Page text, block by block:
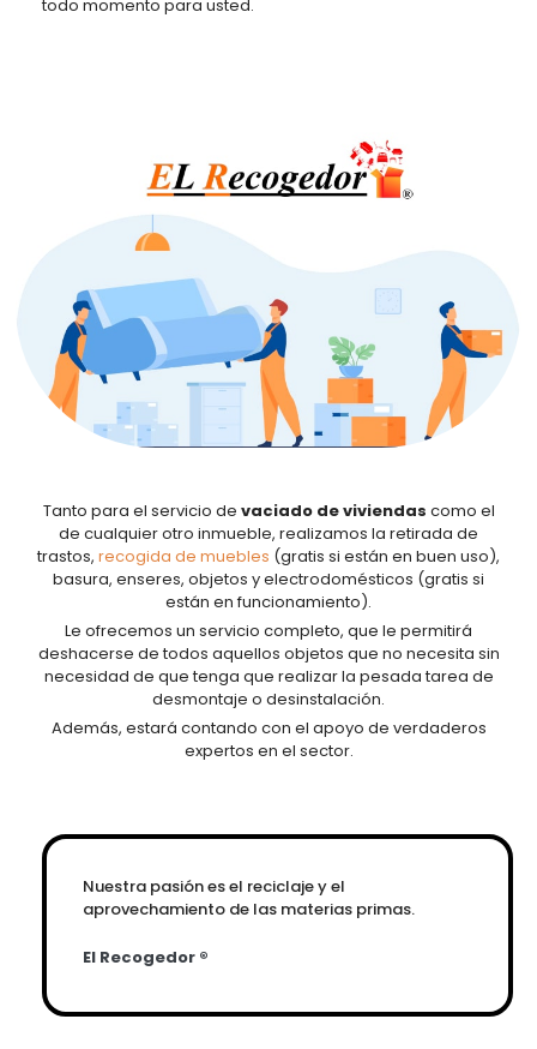
todo momento para usted.
Tanto para el servicio de vaciado de viviendas como el
de cualquier otro inmueble, realizamos la retirada de
trastos, recogida de muebles (gratis si están en buen uso),
basura, enseres, objetos y electrodomésticos (gratis si
están en funcionamiento).
Le ofrecemos un servicio completo, que le permitirá
deshacerse de todos aquellos objetos que no necesita sin
necesidad de que tenga que realizar la pesada tarea de
desmontaje o desinstalación.
Además, estará contando con el apoyo de verdaderos
expertos en el sector.
Nuestra pasión es el reciclaje y el
aprovechamiento de las materias primas.
El Recogedor ®